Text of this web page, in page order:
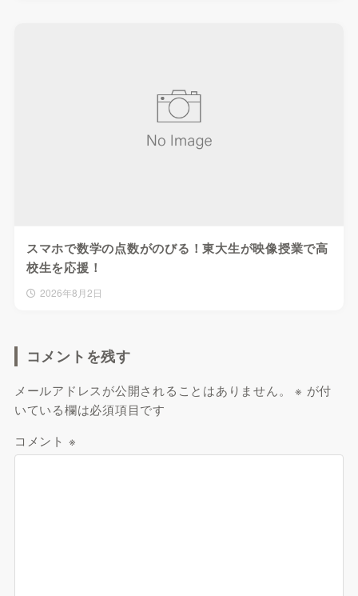
スマホで数学の点数がのびる！東大生が映像授業で高
校生を応援！
2026年8月2日
コメントを残す
メールアドレスが公開されることはありません。 ※ が付
いている欄は必須項目です
コメント ※